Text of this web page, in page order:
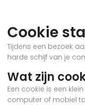
Cookie
Tijdens een bezoek
harde schijf van je
Wat zijn
Een cookie is een
computer of mobiel